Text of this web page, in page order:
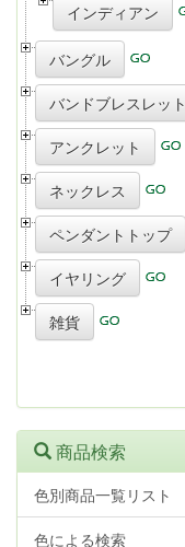
インディアン
バングル
バンドブレスレット
アンクレット
ネックレス
ペンダントトップ
イヤリング
雑貨
商品検索
色別商品一覧リスト
色による検索